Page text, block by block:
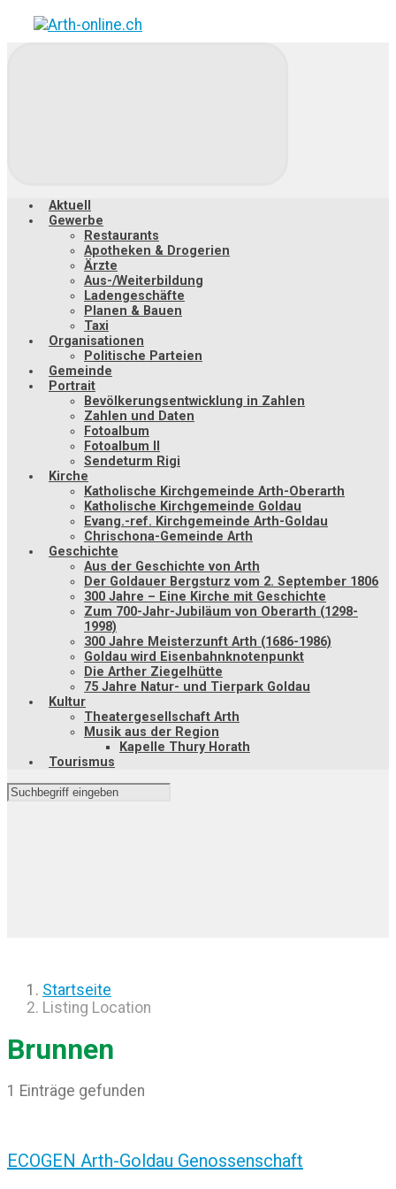
Zum
Hauptinhalt
Aktuell
Gewerbe
Restaurants
Apotheken & Drogerien
Ärzte
Aus-/Weiterbildung
Ladengeschäfte
Planen & Bauen
Taxi
Organisationen
Politische Parteien
Gemeinde
Portrait
Bevölkerungsentwicklung in Zahlen
Zahlen und Daten
Fotoalbum
Fotoalbum II
Sendeturm Rigi
Kirche
Katholische Kirchgemeinde Arth-Oberarth
Katholische Kirchgemeinde Goldau
Evang.-ref. Kirchgemeinde Arth-Goldau
Chrischona-Gemeinde Arth
Geschichte
Aus der Geschichte von Arth
Der Goldauer Bergsturz vom 2. September 1806
300 Jahre – Eine Kirche mit Geschichte
Zum 700-Jahr-Jubiläum von Oberarth (1298-
1998)
300 Jahre Meisterzunft Arth (1686-1986)
Goldau wird Eisenbahnknotenpunkt
Die Arther Ziegelhütte
75 Jahre Natur- und Tierpark Goldau
Kultur
Theatergesellschaft Arth
Musik aus der Region
Kapelle Thury Horath
Tourismus
Startseite
Listing Location
Brunnen
1 Einträge gefunden
ECOGEN Arth-Goldau Genossenschaft